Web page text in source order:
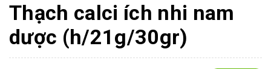
Thạch calci ích nhi nam
dược (h/21g/30gr)